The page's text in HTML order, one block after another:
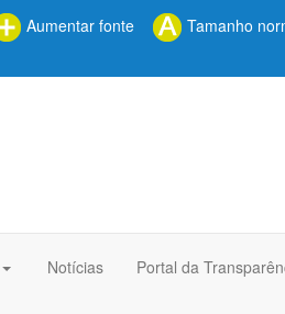
Aumentar fonte Tamanho
Notícias Portal da